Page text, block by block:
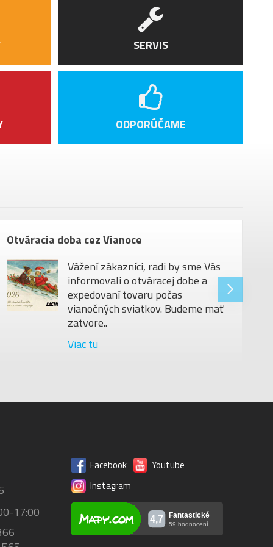
DT Swiss 370 Ratchet LN 18, Front axle 15
148 mm BOOST
Megamo Alloy Butted 31,8 x 780 mm, 12
Satori new URSA 35 mm
29"
SERVIS
ODPORÚČAME
Otváracia doba cez Vianoce
Vážení zákazníci, radi by sme Vás
informovali o otváracej dobe a
expedovaní tovaru počas
vianočných sviatkov. Budeme mať
zatvore..
Viac tu
17:00
Facebook
Youtube
Instagram